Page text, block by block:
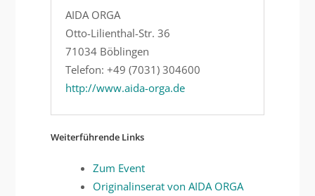
AIDA ORGA
Otto-Lilienthal-Str. 36
71034 Böblingen
Telefon: +49 (7031) 304600
http://www.aida-orga.de
Weiterführende Links
Zum Event
Originalinserat von AIDA ORGA